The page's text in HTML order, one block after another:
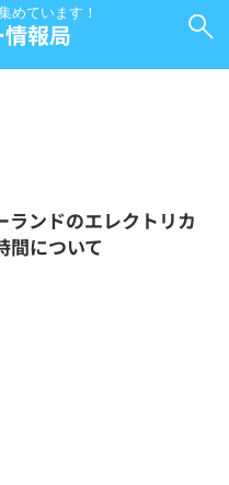
めています！
報局
ランドのエレクトリカ
間について